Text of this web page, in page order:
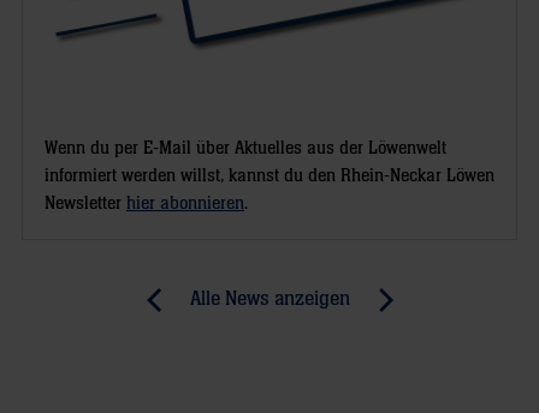
Wenn du per E-Mail über Aktuelles aus der Löwenwelt
informiert werden willst, kannst du den Rhein-Neckar Löwen
Newsletter hier abonnieren.
Alle News anzeigen